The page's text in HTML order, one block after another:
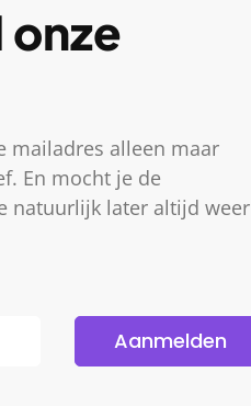
onze
mailadres alleen maar
En mocht je de
natuurlijk later altijd weer
Aanmelden